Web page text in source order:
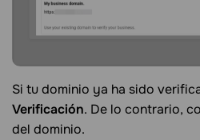
Si tu dominio ya ha sido
Verificación. De lo contrario,
del dominio.